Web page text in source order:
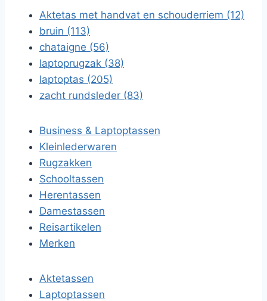
Aktetas met handvat en schouderriem (12)
bruin (113)
chataigne (56)
laptoprugzak (38)
laptoptas (205)
zacht rundsleder (83)
Business & Laptoptassen
Kleinlederwaren
Rugzakken
Schooltassen
Herentassen
Damestassen
Reisartikelen
Merken
Aktetassen
Laptoptassen